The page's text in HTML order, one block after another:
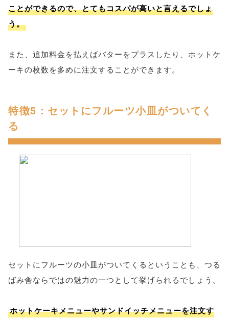
ことができるので、とてもコスパが高いと言えるでしょ
う。
また、追加料金を払えばバターをプラスしたり、ホットケ
ーキの枚数を多めに注文することができます。
特徴5：セットにフルーツ小皿がついてく
る
セットにフルーツの小皿がついてくるということも、つる
ばみ舎ならではの魅力の一つとして挙げられるでしょう。
ホットケーキメニューやサンドイッチメニューを注文す